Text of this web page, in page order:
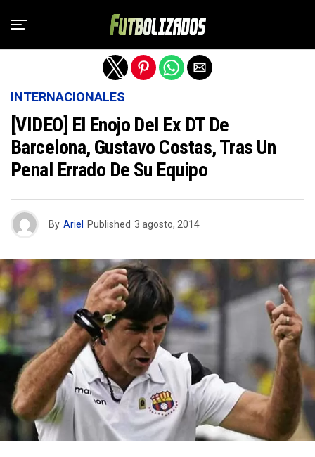
INTERNACIONALES
[VIDEO] El Enojo Del Ex DT De
Barcelona, Gustavo Costas, Tras Un
Penal Errado De Su Equipo
By Ariel Published 3 agosto, 2014
Salir de la versión móvil